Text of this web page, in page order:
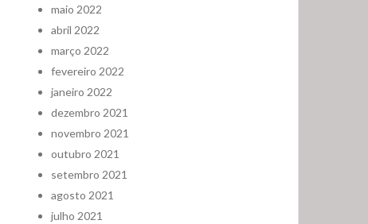
maio 2022
abril 2022
março 2022
fevereiro 2022
janeiro 2022
dezembro 2021
novembro 2021
outubro 2021
setembro 2021
agosto 2021
julho 2021